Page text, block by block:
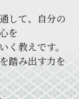
通して、
自分の
を
く 教えです。
踏み出す力を